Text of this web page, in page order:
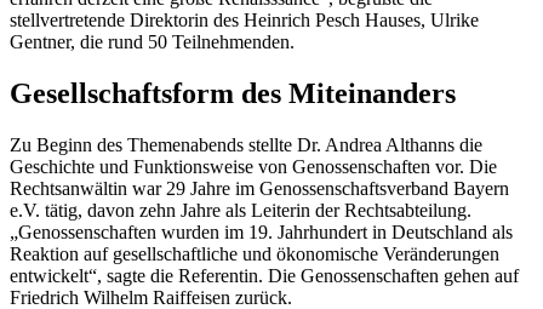
stellvertretende Direktorin des Heinrich Pesch Hauses, Ulrike
Gentner, die rund 50 Teilnehmenden.
Gesellschaftsform des Miteinanders
Zu Beginn des Themenabends stellte Dr. Andrea Althanns die
Geschichte und Funktionsweise von Genossenschaften vor. Die
Rechtsanwältin war 29 Jahre im Genossenschaftsverband Bayern
e.V. tätig, davon zehn Jahre als Leiterin der Rechtsabteilung.
„Genossenschaften wurden im 19. Jahrhundert in Deutschland als
Reaktion auf gesellschaftliche und ökonomische Veränderungen
entwickelt“, sagte die Referentin. Die Genossenschaften gehen auf
Friedrich Wilhelm Raiffeisen zurück.